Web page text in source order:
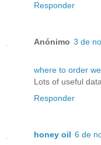
Responder
Anónimo 3 de
where to order
Lots of useful
Responder
honey oil 6 de